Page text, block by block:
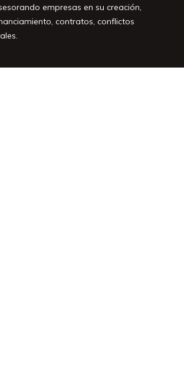
empresas en su creación,
contratos, conflictos